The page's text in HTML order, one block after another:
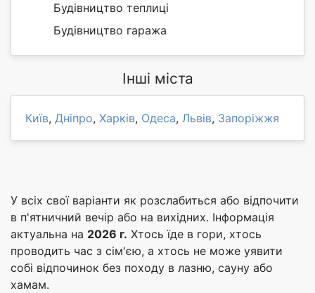
Будівництво теплиці
Будівництво гаража
Інші міста
Київ, Дніпро, Харків, Одеса, Львів, Запоріжжя
У всіх свої варіанти як розслабиться або відпочити
в п'ятничний вечір або на вихідних. Інформація
актуальна на 2026 г. Хтось їде в гори, хтось
проводить час з сім'єю, а хтось не може уявити
собі відпочинок без походу в лазню, сауну або
хамам.